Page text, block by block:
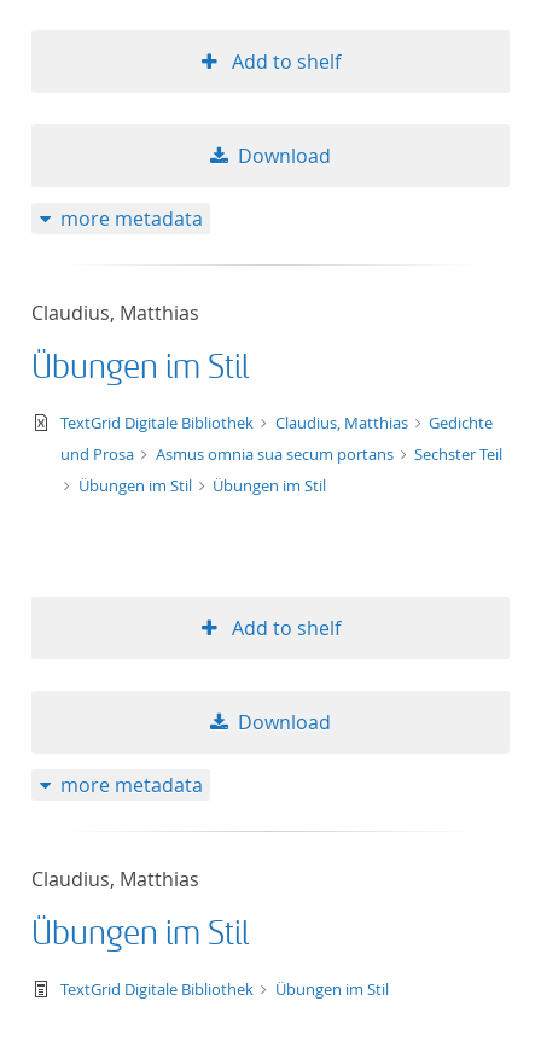
Add to shelf
Download
more metadata
Claudius, Matthias
Übungen im Stil
text/xml
TextGrid Digitale Bibliothek Claudius, Matthias
Gedichte
und Prosa
Asmus omnia sua secum portans
Sechster Teil
Übungen im Stil
Übungen im Stil
Add to shelf
Download
more metadata
Claudius, Matthias
Übungen im Stil
text/tg.work+xml
TextGrid Digitale Bibliothek Übungen im Stil